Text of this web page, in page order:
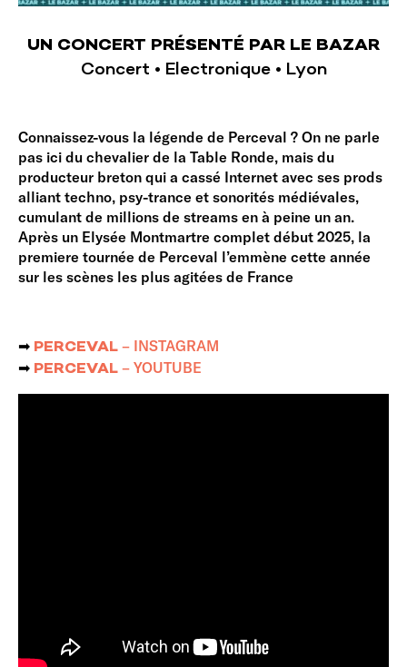
UN CONCERT PRÉSENTÉ PAR LE BAZAR
Concert • Electronique • Lyon
Connaissez-vous la légende de Perceval ? On ne parle
pas ici du chevalier de la Table Ronde, mais du
producteur breton qui a cassé Internet avec ses prods
alliant techno, psy-trance et sonorités médiévales,
cumulant de millions de streams en à peine un an.
Après un Elysée Montmartre complet début 2025, la
premiere tournée de Perceval l’emmène cette année
sur les scènes les plus agitées de France
➡︎ PERCEVAL – INSTAGRAM
➡︎ PERCEVAL – YOUTUBE